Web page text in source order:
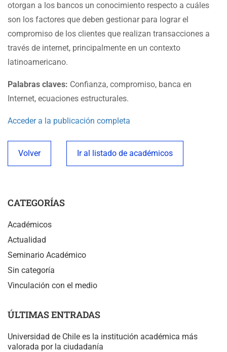
otorgan a los bancos un conocimiento respecto a cuáles
son los factores que deben gestionar para lograr el
compromiso de los clientes que realizan transacciones a
través de internet, principalmente en un contexto
latinoamericano.
Palabras claves: Confianza, compromiso, banca en
Internet, ecuaciones estructurales.
Acceder a la publicación completa
Volver Ir al listado de académicos
CATEGORÍAS
Académicos
Actualidad
Seminario Académico
Sin categoría
Vinculación con el medio
ÚLTIMAS ENTRADAS
Universidad de Chile es la institución académica más
valorada por la ciudadanía